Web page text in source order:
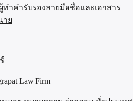
ำคำรับรองลายมือชื่อและเอกสาร
าย
Law Firm